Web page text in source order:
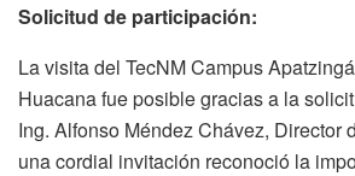
Solicitud de participación:
La visita del TecNM Campus
Huacana fue posible gracias a la
Ing. Alfonso Méndez Chávez, Director
una cordial invitación reconoció la